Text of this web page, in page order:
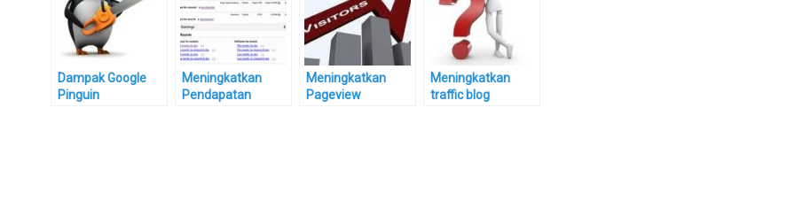
Dampak Google
Pinguin
Meningkatkan
Pendapatan
Meningkatkan
Pageview
Meningkatkan
traffic blog